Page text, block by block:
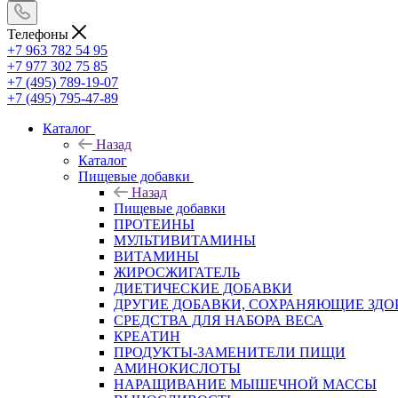
Телефоны
+7 963 782 54 95
+7 977 302 75 85
+7 (495) 789-19-07
+7 (495) 795-47-89
Каталог
Назад
Каталог
Пищевые добавки
Назад
Пищевые добавки
ПРОТЕИНЫ
МУЛЬТИВИТАМИНЫ
ВИТАМИНЫ
ЖИРОСЖИГАТЕЛЬ
ДИЕТИЧЕСКИЕ ДОБАВКИ
ДРУГИЕ ДОБАВКИ, СОХРАНЯЮЩИЕ
СРЕДСТВА ДЛЯ НАБОРА ВЕСА
КРЕАТИН
ПРОДУКТЫ-ЗАМЕНИТЕЛИ ПИЩИ
АМИНОКИСЛОТЫ
НАРАЩИВАНИЕ МЫШЕЧНОЙ МАССЫ